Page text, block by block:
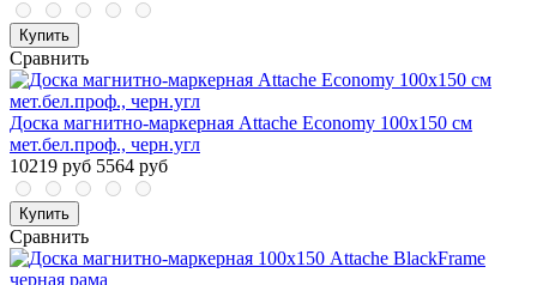
Купить
Сравнить
Доска магнитно-маркерная Attache Economy 100х150 см
мет.бел.проф., черн.угл
10219 руб 5564 руб
Купить
Сравнить